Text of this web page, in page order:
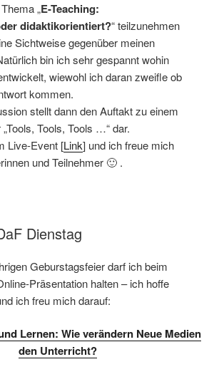
„E-Teaching:
didaktikorientiert?“ teilzunehmen
Sichtweise gegenüber meinen
bin ich sehr gespannt wohin
wiewohl ich daran zweifle ob
kommen.
stellt dann den Auftakt zu einem
Tools, Tools …“ dar.
Live-Event [Link] und ich freue mich
und Teilnehmer 🙂 .
Dienstag
Geburstagsfeier darf ich beim
Präsentation halten – ich hoffe
ich freu mich darauf:
Lernen: Wie verändern Neue Medien
den Unterricht?